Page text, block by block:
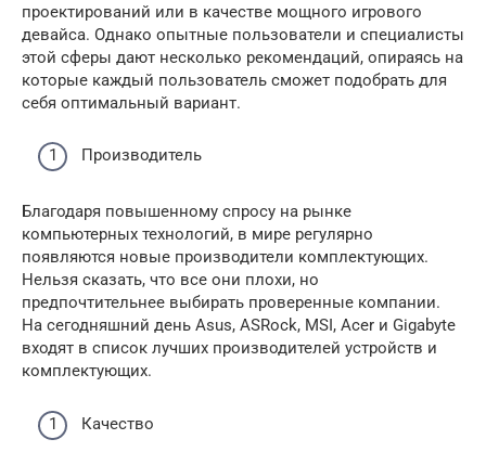
проектирований или в качестве мощного игрового
девайса. Однако опытные пользователи и специалисты
этой сферы дают несколько рекомендаций, опираясь на
которые каждый пользователь сможет подобрать для
себя оптимальный вариант.
Производитель
Благодаря повышенному спросу на рынке
компьютерных технологий, в мире регулярно
появляются новые производители комплектующих.
Нельзя сказать, что все они плохи, но
предпочтительнее выбирать проверенные компании.
На сегодняшний день Asus, ASRock, MSI, Acer и Gigabyte
входят в список лучших производителей устройств и
комплектующих.
Качество